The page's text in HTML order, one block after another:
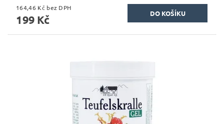
164,46 Kč bez DPH
199 Kč